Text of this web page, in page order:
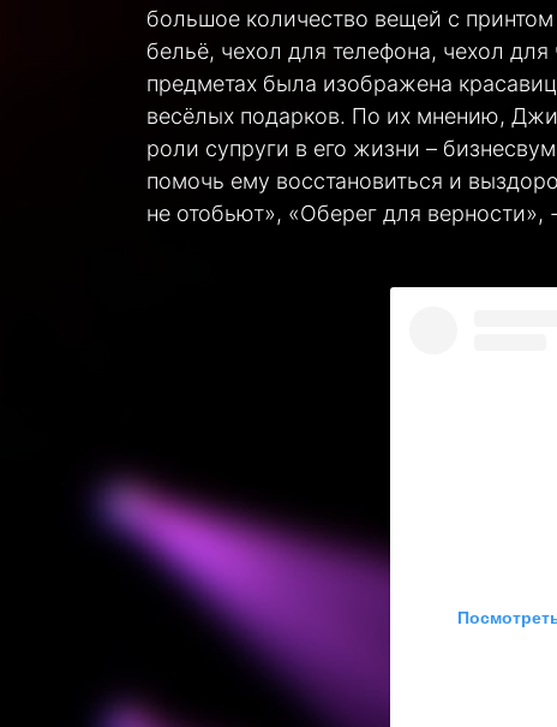
большое количество вещей с
бельё, чехол для телефона, чехол
предметах была изображена
весёлых подарков. По их мнению,
роли супруги в его жизни –
помочь ему восстановиться и
не отобьют», «Оберег для